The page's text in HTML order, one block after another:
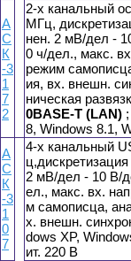
А
С
К
-3
1
7
2
2-х канальный
МГц,
нен. 2 мВ/дел -
0 ч/дел., макс.
режим
ия, вх. внешн.
ническая
0BASE-T (LAN)
8, Windows 8.1,
А
С
К
-3
1
0
7
4-х канальный
2 мВ/дел - 10 В/
ел., макс. вх.
м самописца,
х. внешн.
dows XP,
ит. 220 В